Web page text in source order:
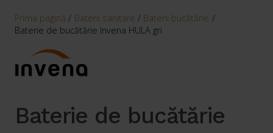
Prima pagină / Baterii sanitare / Baterii bucătărie /
Baterie de bucătărie Invena HULA gri
Baterie de bucătărie